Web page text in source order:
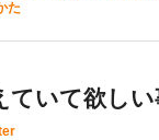
た
ていて欲しい